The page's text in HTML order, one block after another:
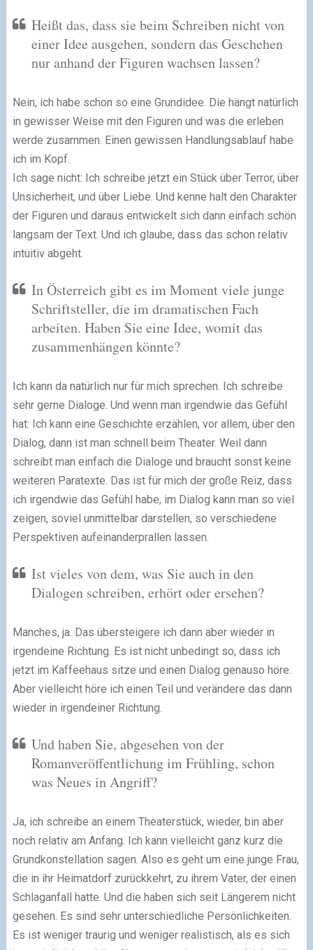
Heißt das, dass sie beim Schreiben nicht von
einer Idee ausgehen, sondern das Geschehen
nur anhand der Figuren wachsen lassen?
Nein, ich habe schon so eine Grundidee. Die hängt natürlich
in gewisser Weise mit den Figuren und was die erleben
werde zusammen. Einen gewissen Handlungsablauf habe
ich im Kopf.
Ich sage nicht: Ich schreibe jetzt ein Stück über Terror, über
Unsicherheit, und über Liebe. Und kenne halt den Charakter
der Figuren und daraus entwickelt sich dann einfach schön
langsam der Text. Und ich glaube, dass das schon relativ
intuitiv abgeht.
In Österreich gibt es im Moment viele junge
Schriftsteller, die im dramatischen Fach
arbeiten. Haben Sie eine Idee, womit das
zusammenhängen könnte?
Ich kann da natürlich nur für mich sprechen. Ich schreibe
sehr gerne Dialoge. Und wenn man irgendwie das Gefühl
hat: Ich kann eine Geschichte erzählen, vor allem, über den
Dialog, dann ist man schnell beim Theater. Weil dann
schreibt man einfach die Dialoge und braucht sonst keine
weiteren Paratexte. Das ist für mich der große Reiz, dass
ich irgendwie das Gefühl habe, im Dialog kann man so viel
zeigen, soviel unmittelbar darstellen, so verschiedene
Perspektiven aufeinanderprallen lassen.
Ist vieles von dem, was Sie auch in den
Dialogen schreiben, erhört oder ersehen?
Manches, ja. Das übersteigere ich dann aber wieder in
irgendeine Richtung. Es ist nicht unbedingt so, dass ich
jetzt im Kaffeehaus sitze und einen Dialog genauso höre.
Aber vielleicht höre ich einen Teil und verändere das dann
wieder in irgendeiner Richtung.
Und haben Sie, abgesehen von der
Romanveröffentlichung im Frühling, schon
was Neues in Angriff?
Ja, ich schreibe an einem Theaterstück, wieder, bin aber
noch relativ am Anfang. Ich kann vielleicht ganz kurz die
Grundkonstellation sagen. Also es geht um eine junge Frau,
die in ihr Heimatdorf zurückkehrt, zu ihrem Vater, der einen
Schlaganfall hatte. Und die haben sich seit Längerem nicht
gesehen. Es sind sehr unterschiedliche Persönlichkeiten.
Es ist weniger traurig und weniger realistisch, als es sich